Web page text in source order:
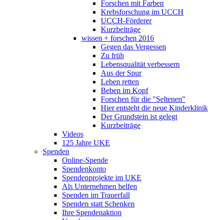
Forschen mit Farben
Krebsforschung im UCCH
UCCH-Förderer
Kurzbeiträge
wissen + forschen 2016
Gegen das Vergessen
Zu früh
Lebensqualität verbessern
Aus der Spur
Leben retten
Beben im Kopf
Forschen für die "Seltenen"
Hier entsteht die neue Kinderklinik
Der Grundstein ist gelegt
Kurzbeiträge
Videos
125 Jahre UKE
Spenden
Online-Spende
Spendenkonto
Spendenprojekte im UKE
Als Unternehmen helfen
Spenden im Trauerfall
Spenden statt Schenken
Ihre Spendenaktion